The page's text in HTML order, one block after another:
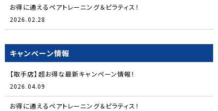
お得に通えるペアトレーニング＆ピラティス！
2026.02.28
キャンペーン情報
【取手店】超お得な最新キャンペーン情報！
2026.04.09
お得に通えるペアトレーニング＆ピラティス！